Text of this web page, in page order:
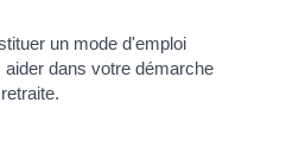
un mode d'emploi
dans votre démarche